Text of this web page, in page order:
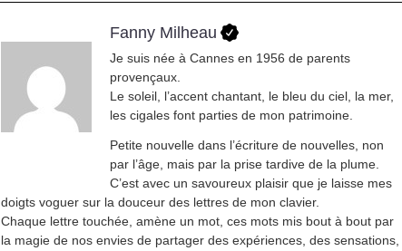
Fanny Milheau
Je suis née à Cannes en 1956 de parents
provençaux.
Le soleil, l’accent chantant, le bleu du ciel, la mer,
les cigales font parties de mon patrimoine.
Petite nouvelle dans l’écriture de nouvelles, non
par l’âge, mais par la prise tardive de la plume.
C’est avec un savoureux plaisir que je laisse mes
doigts voguer sur la douceur des lettres de mon clavier.
Chaque lettre touchée, amène un mot, ces mots mis bout à bout par
la magie de nos envies de partager des expériences, des sensations,